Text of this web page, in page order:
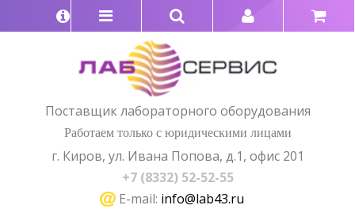
Поставщик лабораторного оборудования
Работаем только с юридическими лицами
г. Киров, ул. Ивана Попова, д.1, офис 201
+7 (8332) 52-52-55
E-mail: info@lab43.ru